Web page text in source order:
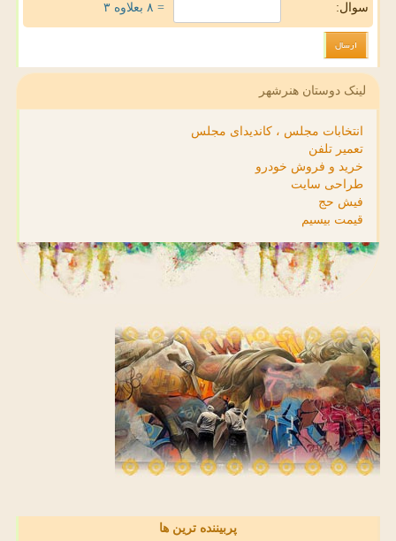
سوال: = ۸ بعلاوه ۳
لینک دوستان هنرشهر
انتخابات مجلس ، کاندیدای مجلس
تعمیر تلفن
خرید و فروش خودرو
طراحی سایت
فیش حج
قیمت بیسیم
پربیننده ترین ها